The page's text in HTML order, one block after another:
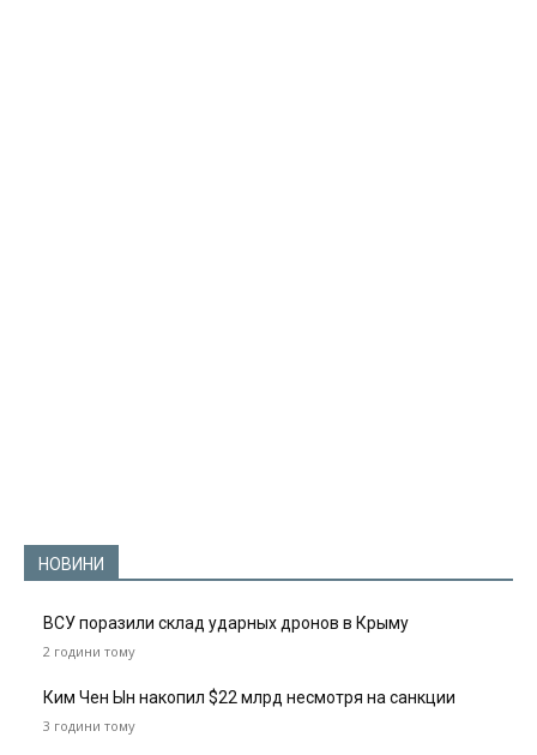
НОВИНИ
ВСУ поразили склад ударных дронов в Крыму
2 години тому
Ким Чен Ын накопил $22 млрд несмотря на санкции
3 години тому